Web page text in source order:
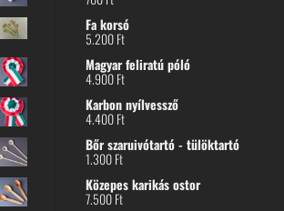
Fa korsó
5.200Ft
Magyar feliratú póló
4.900Ft
Karbon nyílvessző
4.400Ft
Bőr szaruivótartó - tülöktartó
1.300Ft
Közepes karikás ostor
7.500Ft